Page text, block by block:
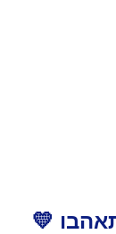
💛